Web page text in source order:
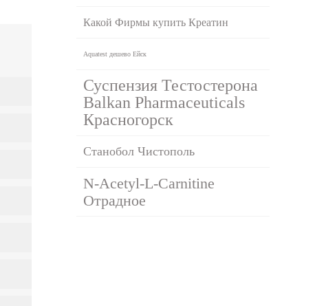
Какой Фирмы купить Креатин
Aquatest дешево Ейск
Суспензия Тестостерона
Balkan Pharmaceuticals
Красногорск
Станобол Чистополь
N-Acetyl-L-Carnitine
Отрадное